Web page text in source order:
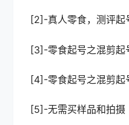
[2]-真人零食，测评起
[3]-零食起号之混剪起
[4]-零食起号之混剪起
[5]-无需买样品和拍